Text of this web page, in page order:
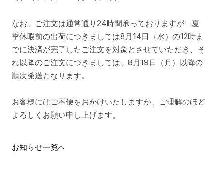
なお、ご注文は通常通り24時間承っておりますが、夏
季休暇前の出荷につきましては8月14日（水）の12時ま
でに決済が完了したご注文を対象とさせていただき、そ
れ以降のご注文につきましては、8月19日（月）以降の
順次発送となります。
お客様にはご不便をおかけいたしますが、ご理解のほど
よろしくお願い申し上げます。
お知らせ一覧へ